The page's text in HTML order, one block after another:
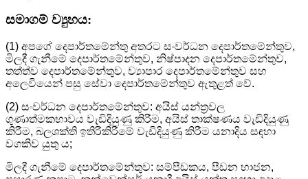
සමාගම් ව්‍යුහය:
(1) අපගේ දෙපාර්තමේන්තු අතරට සංවර්ධන දෙපාර්තමේන්තුව,
මිලදී ගැනීමේ දෙපාර්තමේන්තුව, නිෂ්පාදන දෙපාර්තමේන්තුව,
තත්ත්ව දෙපාර්තමේන්තුව, ව්‍යාපාර දෙපාර්තමේන්තුව සහ
අලෙවියෙන් පසු සේවා දෙපාර්තමේන්තුව ඇතුළත් වේ.
(2) සංවර්ධන දෙපාර්තමේන්තුව: අයිස් යන්ත්‍රවල
ගුණාත්මකභාවය වැඩිදියුණු කිරීම, අයිස් තාක්ෂණය වැඩිදියුණු
කිරීම, බලශක්ති ඉතිරිකිරීමේ වැඩිදියුණු කිරීම යනාදිය සඳහා
වගකිව යුතු ය;
මිලදී ගැනීමේ දෙපාර්තමේන්තුව: සම්පීඩකය, පීඩන භාජන,